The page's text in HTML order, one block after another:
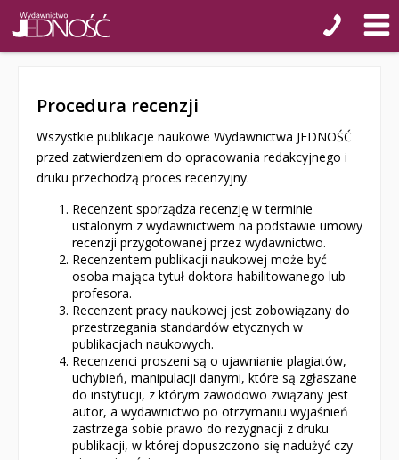
Procedura recenzji
Wszystkie publikacje naukowe Wydawnictwa JEDNOŚĆ
przed zatwierdzeniem do opracowania redakcyjnego i
druku przechodzą proces recenzyjny.
Recenzent sporządza recenzję w terminie
ustalonym z wydawnictwem na podstawie umowy
recenzji przygotowanej przez wydawnictwo.
Recenzentem publikacji naukowej może być
osoba mająca tytuł doktora habilitowanego lub
profesora.
Recenzent pracy naukowej jest zobowiązany do
przestrzegania standardów etycznych w
publikacjach naukowych.
Recenzenci proszeni są o ujawnianie plagiatów,
uchybień, manipulacji danymi, które są zgłaszane
do instytucji, z którym zawodowo związany jest
autor, a wydawnictwo po otrzymaniu wyjaśnień
zastrzega sobie prawo do rezygnacji z druku
publikacji, w której dopuszczono się nadużyć czy